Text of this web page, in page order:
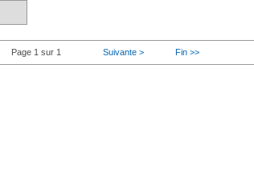
Page 1 sur 1 Suivante > Fin >>